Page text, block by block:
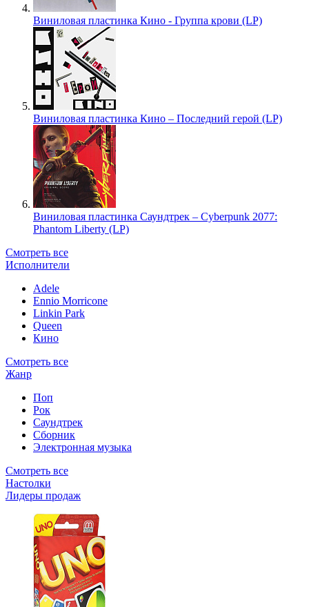
Виниловая пластинка Кино - Группа крови (LP)
Виниловая пластинка Кино – Последний герой (LP)
Виниловая пластинка Саундтрек – Cyberpunk 2077:
Phantom Liberty (LP)
Смотреть все
Исполнители
Adele
Ennio Morricone
Linkin Park
Queen
Кино
Смотреть все
Жанр
Поп
Рок
Саундтрек
Сборник
Электронная музыка
Смотреть все
Настолки
Лидеры продаж